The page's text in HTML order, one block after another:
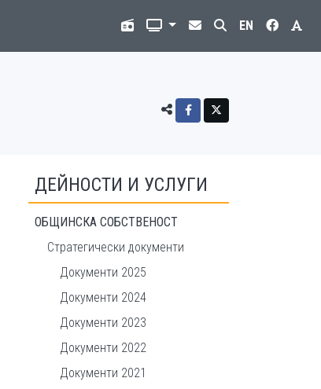
EN
ДЕЙНОСТИ И УСЛУГИ
ОБЩИНСКА СОБСТВЕНОСТ
Стратегически документи
Документи 2025
Документи 2024
Документи 2023
Документи 2022
Документи 2021